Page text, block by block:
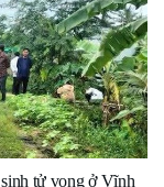
tử vong ở Vĩnh